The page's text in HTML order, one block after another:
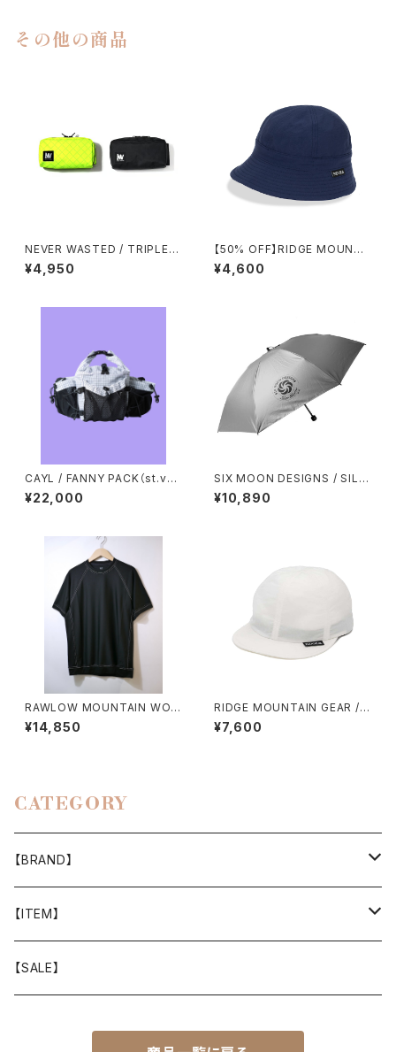
その他の商品
NEVER WASTED / TRIPLEY
ES（ECOPAK）
¥4,950
【50% OFF】RIDGE MOUNTA
IN GEAR / ENOUGH HAT
¥4,600
CAYL / FANNY PACK（st.vall
ey house exclusive mode
l）
¥22,000
SIX MOON DESIGNS / SILV
ER SHADOW MINI UMBREL
LA
¥10,890
RAWLOW MOUNTAIN WOR
KS / DAD LITE CREW
¥14,850
RIDGE MOUNTAIN GEAR / B
ASIC CAP（2026）
¥7,600
CATEGORY
【BRAND】
山と道
T-SHIRT
迷迭香
【ITEM】
WEAR
【SALE】